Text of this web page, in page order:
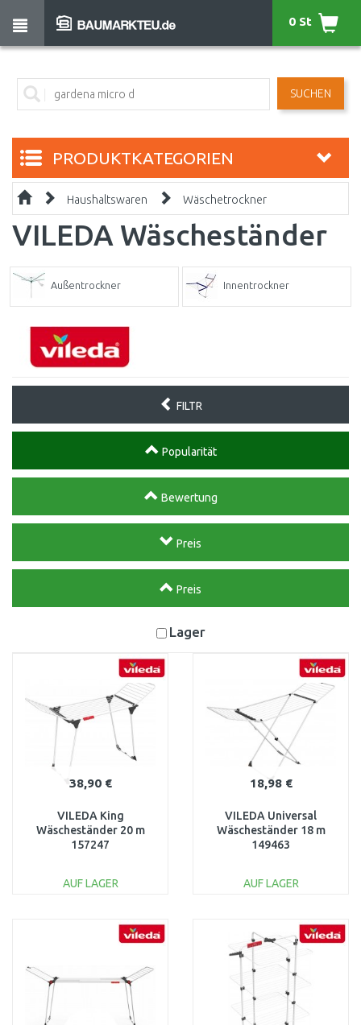
SUCHEN
0 St
PRODUKTKATEGORIEN
Haushaltswaren Wäschetrockner
VILEDA Wäscheständer
Außentrockner Innentrockner
FILTR
Popularität
Bewertung
Preis
Preis
Lager
38,90 €
VILEDA King
Wäscheständer 20 m
157247
AUF LAGER
WARENKORB
18,98 €
VILEDA Universal
Wäscheständer 18 m
149463
AUF LAGER
WARENKORB
Vergleichen